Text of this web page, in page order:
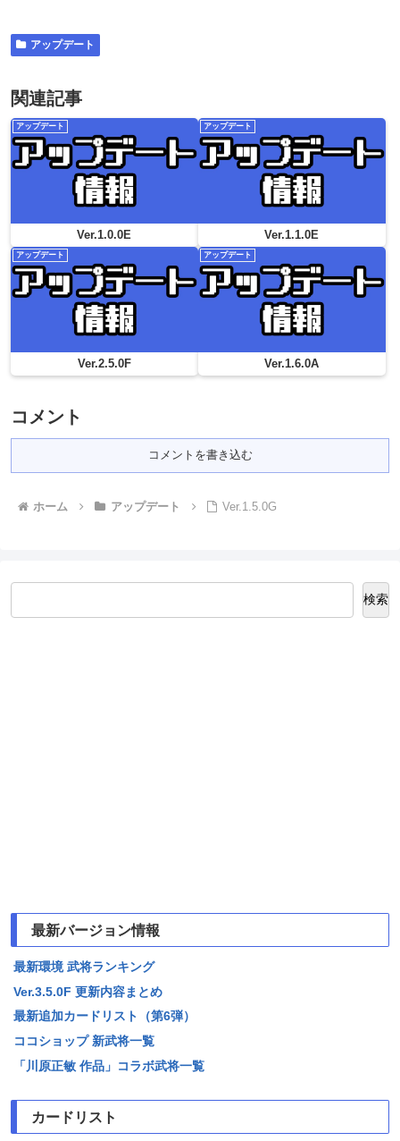
アップデート
関連記事
アップデート
Ver.1.0.0E
アップデート
Ver.1.1.0E
アップデート
Ver.2.5.0F
アップデート
Ver.1.6.0A
コメント
コメントを書き込む
ホーム アップデート Ver.1.5.0G
検索
最新バージョン情報
最新環境 武将ランキング
Ver.3.5.0F 更新内容まとめ
最新追加カードリスト（第6弾）
ココショップ 新武将一覧
「川原正敏 作品」コラボ武将一覧
カードリスト